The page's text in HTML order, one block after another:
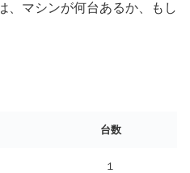
、マシンが何台あるか、もし
台数
１